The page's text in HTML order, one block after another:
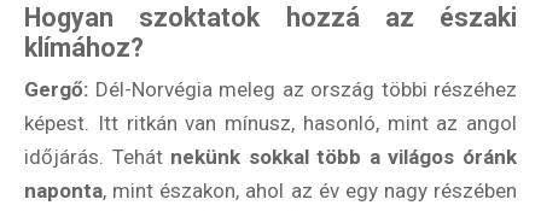
Hogyan szoktatok hozzá az északi
klímához?
Gergő: Dél-Norvégia meleg az ország többi részéhez
képest. Itt ritkán van mínusz, hasonló, mint az angol
időjárás. Tehát nekünk sokkal több a világos óránk
naponta, mint északon, ahol az év egy nagy részében